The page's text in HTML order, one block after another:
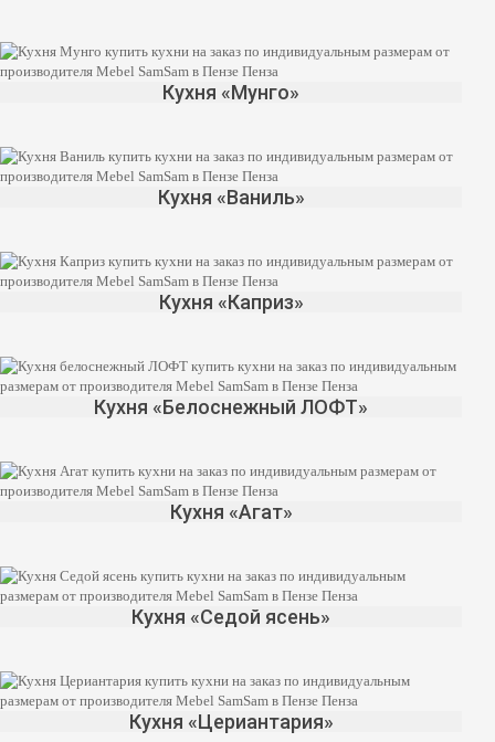
Кухня «Мунго»
Кухня «Ваниль»
Кухня «Каприз»
Кухня «Белоснежный ЛОФТ»
Кухня «Агат»
Кухня «Седой ясень»
Кухня «Цериантария»